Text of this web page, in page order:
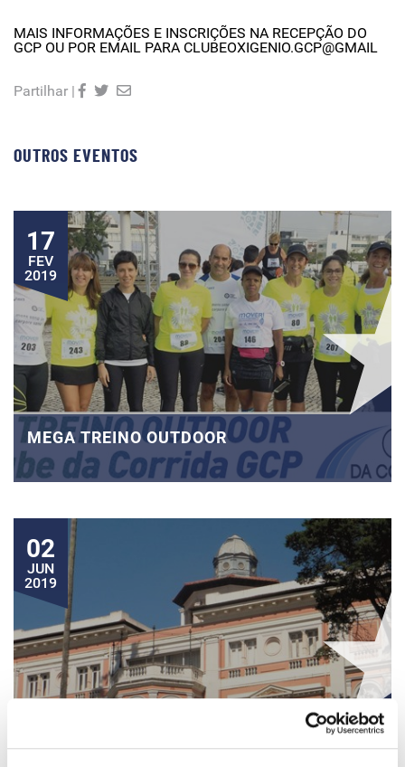
MAIS INFORMAÇÕES E INSCRIÇÕES NA RECEPÇÃO DO
GCP OU POR EMAIL PARA CLUBEOXIGENIO.GCP@GMAIL
Partilhar |
OUTROS EVENTOS
17
FEV
2019
MEGA TREINO OUTDOOR
02
JUN
2019
SANT’ANA – A COLINA E A CIDADE DE